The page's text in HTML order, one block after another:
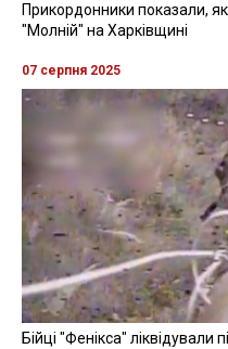
Прикордонники показали,
"Молній" на Харківщині
07 серпня 2025
Бійці "Фенікса" ліквідували